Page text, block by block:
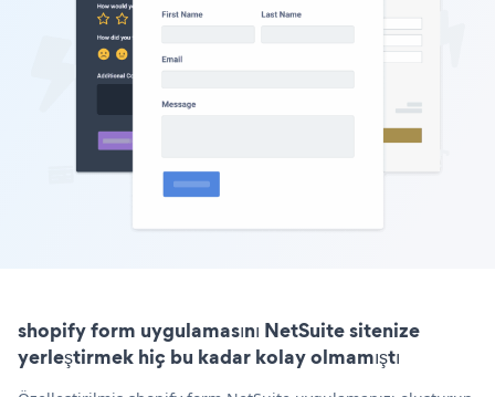
shopify form uygulamasını NetSuite sitenize
yerleştirmek hiç bu kadar kolay olmamıştı